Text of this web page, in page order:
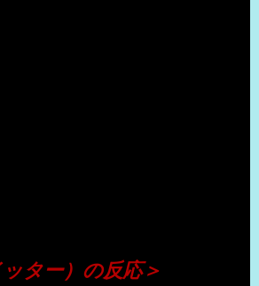
ター）の反応＞